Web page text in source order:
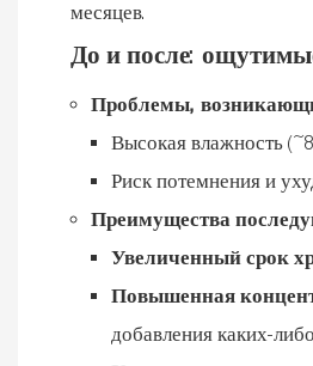
месяцев.
До и после:
Проблемы,
Высокая влажность
Риск потемнения и
Преимущества
Увеличенный срок
Повышенная
добавления каких-